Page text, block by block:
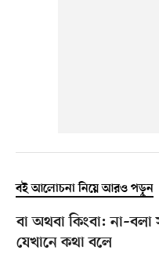
বই আলোচনা নিয়ে আরও পড়ুন
বা অথবা কিংবা: না–বলা
যেখানে কথা বলে